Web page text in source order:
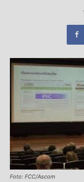
Foto: FCC/Ascom